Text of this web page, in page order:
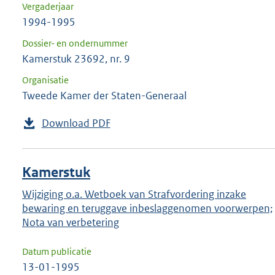
Vergaderjaar
1994-1995
Dossier- en ondernummer
Kamerstuk 23692, nr. 9
Organisatie
Tweede Kamer der Staten-Generaal
Download PDF
Kamerstuk
Wijziging o.a. Wetboek van Strafvordering inzake
bewaring en teruggave inbeslaggenomen voorwerpen;
Nota van verbetering
Datum publicatie
13-01-1995